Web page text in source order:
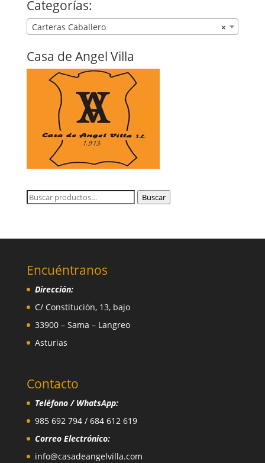
Categorías:
×
Carteras Caballero
Casa de Angel Villa
Buscar
Buscar
Encuéntranos
Dirección:
C/ Constitución, 13, bajo
33900 – Sama – Langreo
Asturias
Contacto
Teléfono / WhatsApp:
985 692 794 / 684 612 619
Correo Electrónico:
info@casadeangelvilla.com